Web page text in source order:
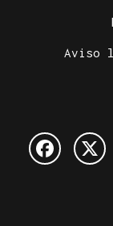
Aviso